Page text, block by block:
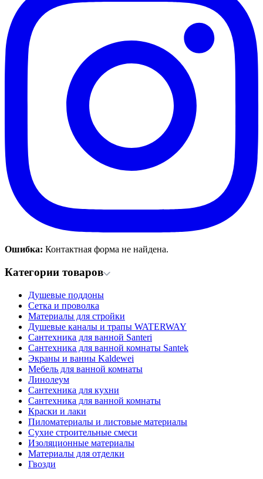
Ошибка: Контактная форма не найдена.
Категории товаров
Душевые поддоны
Сетка и проволка
Материалы для стройки
Душевые каналы и трапы WATERWAY
Сантехника для ванной Santeri
Сантехника для ванной комнаты Santek
Экраны и ванны Kaldewei
Мебель для ванной комнаты
Линолеум
Сантехника для кухни
Сантехника для ванной комнаты
Краски и лаки
Пиломатериалы и листовые материалы
Сухие строительные смеси
Изоляционные материалы
Материалы для отделки
Гвозди